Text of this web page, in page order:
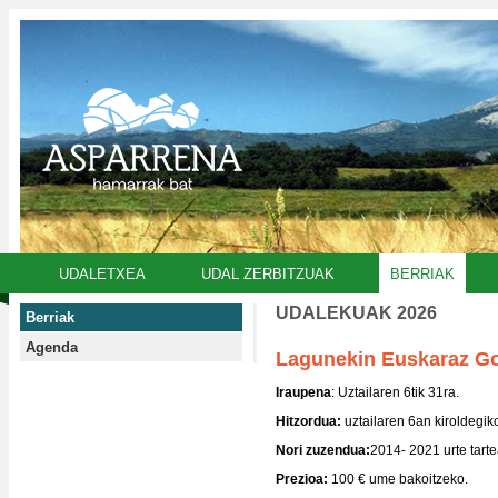
UDALETXEA UDAL ZERBITZUAK BERRIAK
Berriak
Agenda
UDALEKUAK 2026
Lagunekin Euskaraz
Iraupena: Uztailaren 6tik 31ra.
Hitzordua: uztailaren 6an
Nori zuzendua:2014- 2021 urte
Prezioa: 100 € ume bakoitzeko.